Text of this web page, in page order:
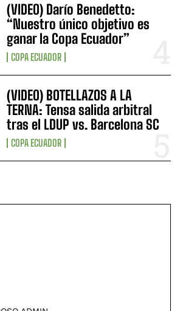
(VIDEO) Darío Benedetto:
“Nuestro único objetivo es
ganar la Copa Ecuador”
COPA ECUADOR
(VIDEO) BOTELLAZOS A LA
TERNA: Tensa salida arbitral
tras el LDUP vs. Barcelona SC
COPA ECUADOR